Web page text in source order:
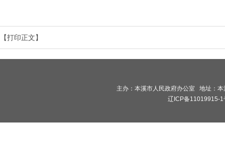
【打印正文】
主办：本溪市人民政府办公室 地址：
辽ICP备11019915-1